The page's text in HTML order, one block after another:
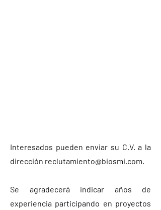
Interesados pueden enviar su C.V. a la
dirección reclutamiento@biosmi.com.
Se agradecerá indicar años de
experiencia participando en proyectos